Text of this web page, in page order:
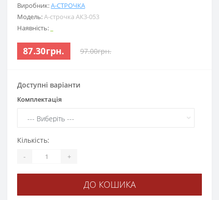
Виробник:А-СТРОЧКА
Модель:А-строчка АК3-053
Наявність:
87.30грн. 97.00грн.
Доступні варіанти
Комплектація
Кількість:
- +
ДО КОШИКА